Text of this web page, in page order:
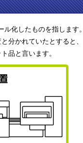
化したものを指します。
分かれていたとすると
品と言います。